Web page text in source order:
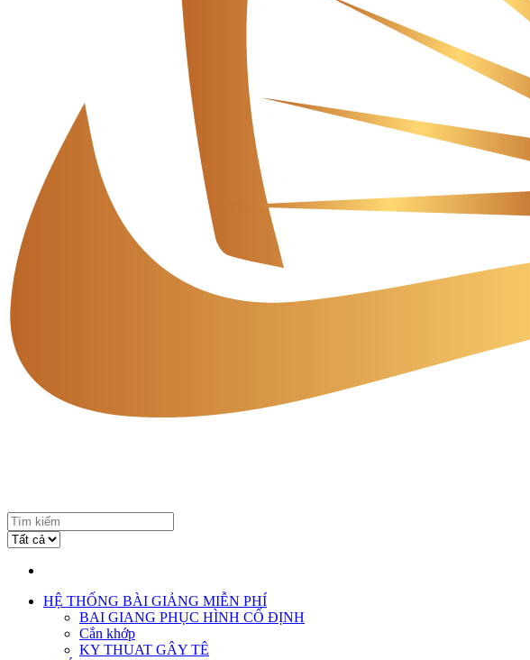
HỆ THỐNG BÀI GIẢNG MIỄN PHÍ
BAI GIANG PHỤC HÌNH CỐ ĐỊNH
Cắn khớp
KY THUAT GÂY TÊ